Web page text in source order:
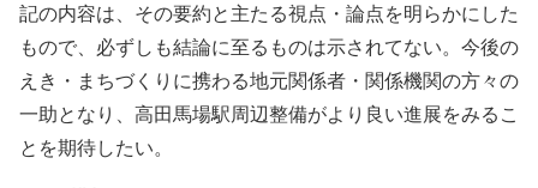
記の内容は、その要約と主たる視点・論点を明らかにした
もので、必ずしも結論に至るものは示されてない。今後の
えき・まちづくりに携わる地元関係者・関係機関の方々の
一助となり、高田馬場駅周辺整備がより良い進展をみるこ
とを期待したい。